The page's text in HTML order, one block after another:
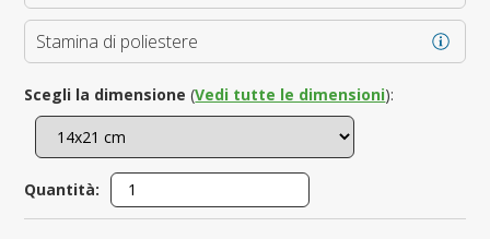
Stamina di poliestere
Scegli la dimensione (Vedi tutte le dimensioni):
Quantità: